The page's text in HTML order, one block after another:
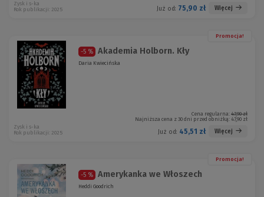
Już od: 75,90 zł Więcej
Zysk i s-ka
Rok publikacji: 2025
Promocja!
-5 % Akademia Holborn. Kły
Daria Kwiecińska
Cena regularna: 47,90 zł
Najniższa cena z 30 dni przed obniżką: 47,90 zł
Już od: 45,51 zł Więcej
Zysk i s-ka
Rok publikacji: 2025
Promocja!
-5 % Amerykanka we Włoszech
Heddi Goodrich